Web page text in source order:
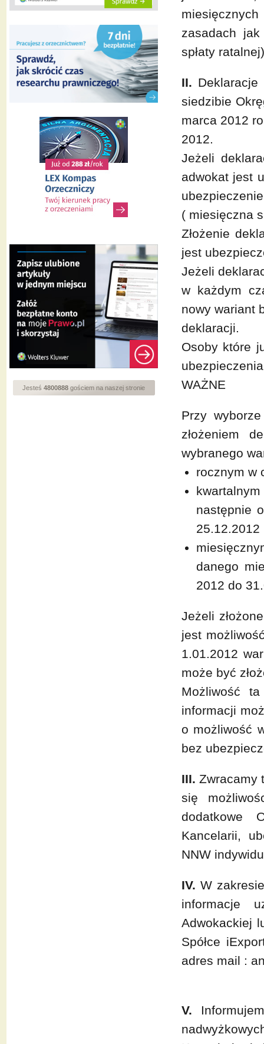
zasadach
spłaty
II.
siedzibie
marca 2012
2012.
Jeżeli
adwokat jest
( miesięczna
Złożenie
jest
Jeżeli
w każdym
nowy wariant
deklaracji.
Osoby które
WAŻNE
Przy
złożeniem
wybranego
rocznym w
następnie
25.12.2012
danego
2012 do
Jeżeli
jest
1.01.2012
może być
Możliwość
informacji
o możliwość
bez
III. Zwracamy
się
dodatkowe
Kancelarii,
NNW
IV. W
informacje
Adwokackiej
Spółce
adres mail :
V.
Jesteś 4800888 gościem na naszej stronie